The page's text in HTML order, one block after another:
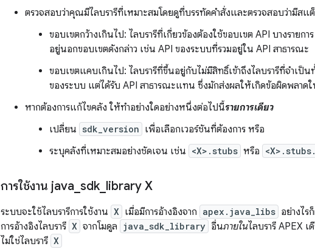
ตรวจสอบว่าคุณมีไลบรารีที่เหมาะสมโดยดูที่บรรทัดคำสั่งและตรวจสอบว่ามี
ขอบเขตกว้างเกินไป: ไลบรารีที่เกี่ยวข้องต้องใช้ขอบเขต API บางราย
อยู่นอกขอบเขตดังกล่าว เช่น API ของระบบที่รวมอยู่ใน API สาธารณะ
ขอบเขตแคบเกินไป: ไลบรารีที่ขึ้นอยู่กับไม่มีสิทธิ์เข้าถึงไลบรารีที่จําเป็
ของระบบ แต่ได้รับ API สาธารณะแทน ซึ่งมักส่งผลให้เกิดข้อผิดพลาด
หากต้องการแก้ไขคลัง ให้ทําอย่างใดอย่างหนึ่งต่อไปนี้รายการเดียว
เปลี่ยน sdk_version เพื่อเลือกเวอร์ชันที่ต้องการ หรือ
ระบุคลังที่เหมาะสมอย่างชัดเจน เช่น <X>.stubs หรือ
การใช้งาน java sdk library X
ระบบจะใช้ไลบรารีการใช้งาน X เมื่อมีการอ้างอิงจาก apex.java_libs อย่างไร
การอ้างอิงไลบรารี X จากโมดูล java_sdk_library อื่นภายในไลบรารี APEX
ไม่ใช่ไลบรารี X